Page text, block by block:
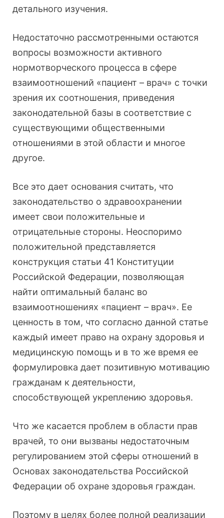
детального изучения.
Недостаточно рассмотренными остаются
вопросы возможности активного
нормотворческого процесса в сфере
взаимоотношений «пациент – врач» с точки
зрения их соотношения, приведения
законодательной базы в соответствие с
существующими общественными
отношениями в этой области и многое
другое.
Все это дает основания считать, что
законодательство о здравоохранении
имеет свои положительные и
отрицательные стороны. Неоспоримо
положительной представляется
конструкция статьи 41 Конституции
Российской Федерации, позволяющая
найти оптимальный баланс во
взаимоотношениях «пациент – врач». Ее
ценность в том, что согласно данной статье
каждый имеет право на охрану здоровья и
медицинскую помощь и в то же время ее
формулировка дает позитивную мотивацию
гражданам к деятельности,
способствующей укреплению здоровья.
Что же касается проблем в области прав
врачей, то они вызваны недостаточным
регулированием этой сферы отношений в
Основах законодательства Российской
Федерации об охране здоровья граждан.
Поэтому в целях более полной реализации